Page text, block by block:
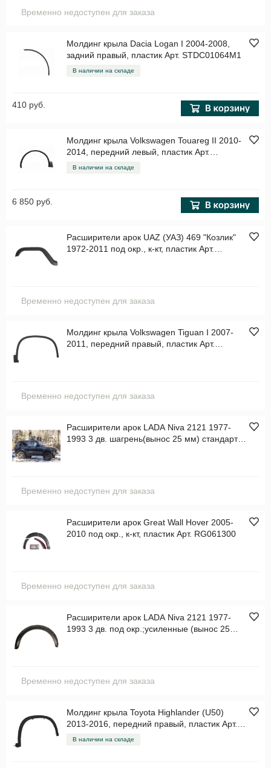
Временно недоступен для заказа
Молдинг крыла Dacia Logan I 2004-2008,
задний правый, пластик Арт. STDC01064M1
В наличии на складе
410 руб.
Молдинг крыла Volkswagen Touareg II 2010-
2014, передний левый, пластик Арт.
STVW62016M2
В наличии на складе
6 850 руб.
Расширители арок UAZ (УАЗ) 469 "Козлик"
1972-2011 под окр., к-кт, пластик Арт.
Временно недоступен для заказа
Молдинг крыла Volkswagen Tiguan I 2007-
2011, передний правый, пластик Арт.
Временно недоступен для заказа
Расширители арок LADA Niva 2121 1977-
1993 3 дв. шагрень(вынос 25 мм) стандарт ,
Временно недоступен для заказа
Расширители арок Great Wall Hover 2005-
2010 под окр., к-кт, пластик Арт. RG061300
Временно недоступен для заказа
Расширители арок LADA Niva 2121 1977-
1993 3 дв. под окр.;усиленные (вынос 25
Временно недоступен для заказа
Молдинг крыла Toyota Highlander (U50)
2013-2016, передний правый, пластик Арт.
STTYG4016MA1
В наличии на складе